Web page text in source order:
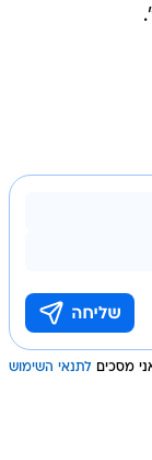
מסכים לתנאי השימוש